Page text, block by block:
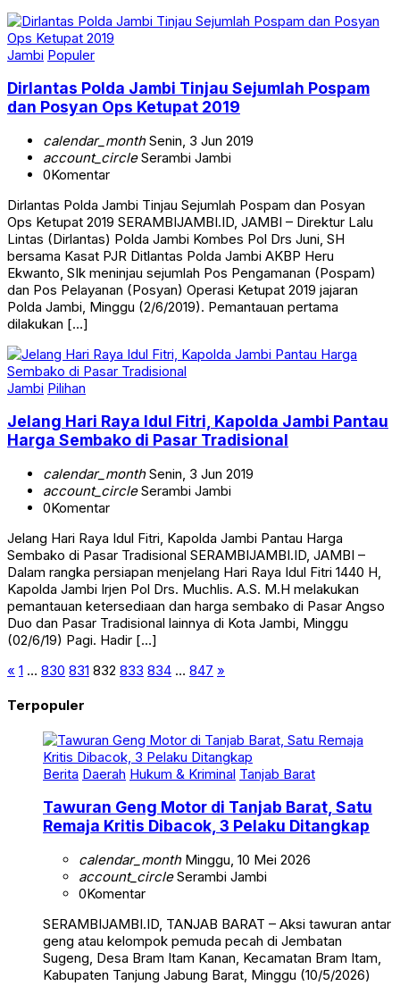
Jambi Populer
Dirlantas Polda Jambi Tinjau Sejumlah Pospam
dan Posyan Ops Ketupat 2019
calendar_monthSenin, 3 Jun 2019
account_circleSerambi Jambi
0Komentar
Dirlantas Polda Jambi Tinjau Sejumlah Pospam dan Posyan
Ops Ketupat 2019 SERAMBIJAMBI.ID, JAMBI – Direktur Lalu
Lintas (Dirlantas) Polda Jambi Kombes Pol Drs Juni, SH
bersama Kasat PJR Ditlantas Polda Jambi AKBP Heru
Ekwanto, SIk meninjau sejumlah Pos Pengamanan (Pospam)
dan Pos Pelayanan (Posyan) Operasi Ketupat 2019 jajaran
Polda Jambi, Minggu (2/6/2019). Pemantauan pertama
dilakukan […]
Jambi Pilihan
Jelang Hari Raya Idul Fitri, Kapolda Jambi Pantau
Harga Sembako di Pasar Tradisional
calendar_monthSenin, 3 Jun 2019
account_circleSerambi Jambi
0Komentar
Jelang Hari Raya Idul Fitri, Kapolda Jambi Pantau Harga
Sembako di Pasar Tradisional SERAMBIJAMBI.ID, JAMBI –
Dalam rangka persiapan menjelang Hari Raya Idul Fitri 1440 H,
Kapolda Jambi Irjen Pol Drs. Muchlis. A.S. M.H melakukan
pemantauan ketersediaan dan harga sembako di Pasar Angso
Duo dan Pasar Tradisional lainnya di Kota Jambi, Minggu
(02/6/19) Pagi. Hadir […]
« 1 … 830 831 832 833 834 … 847 »
Terpopuler
Berita Daerah Hukum & Kriminal Tanjab Barat
Tawuran Geng Motor di Tanjab Barat, Satu
Remaja Kritis Dibacok, 3 Pelaku Ditangkap
calendar_monthMinggu, 10 Mei 2026
account_circleSerambi Jambi
0Komentar
SERAMBIJAMBI.ID, TANJAB BARAT – Aksi tawuran antar
geng atau kelompok pemuda pecah di Jembatan
Sugeng, Desa Bram Itam Kanan, Kecamatan Bram Itam,
Kabupaten Tanjung Jabung Barat, Minggu (10/5/2026)